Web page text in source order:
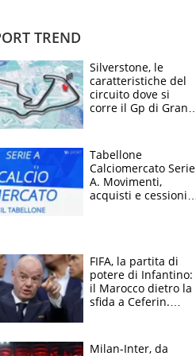
TREND
Silverstone, le
caratteristiche del
circuito dove si
corre il Gp di Gran
Tabellone
Calciomercato Serie
A. Movimenti,
acquisti e cessioni:
FIFA, la partita di
potere di Infantino:
il Marocco dietro la
sfida a Ceferin.
squadre, l’ira di Figo
Milan-Inter, da